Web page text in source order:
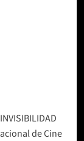
de Cine